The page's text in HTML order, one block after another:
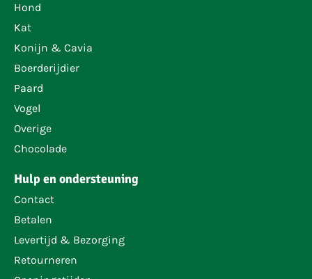
Hond
Kat
Konijn & Cavia
Boerderijdier
Paard
Vogel
Overige
Chocolade
Hulp en ondersteuning
Contact
Betalen
Levertijd & Bezorging
Retourneren